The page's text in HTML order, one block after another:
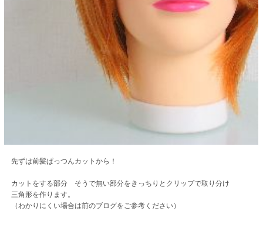
先ずは前髪ぱっつんカットから！
カットをする部分 そうで無い部分をきっちりとクリップで取り分け
三角形を作ります。
（わかりにくい場合は前のブログをご参考ください）